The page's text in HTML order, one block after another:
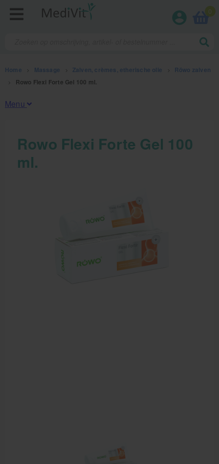
0
Home Massage Zalven, crèmes, etherische olie
Röwo zalven
Rowo Flexi Forte Gel 100 ml.
Menu
Fysiotherapieproducten
Verbruiksmaterialen
Zalven, crèmes, etherische olie
Massage accessoires
Massagetafels
Rowo Flexi Forte Gel 100
ml.